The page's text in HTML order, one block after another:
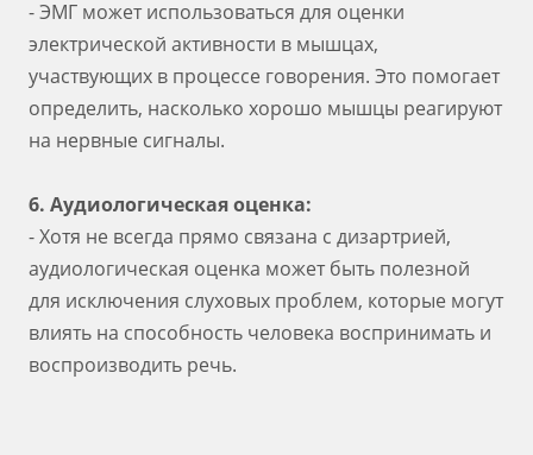
- ЭМГ может использоваться для оценки
электрической активности в мышцах,
участвующих в процессе говорения. Это помогает
определить, насколько хорошо мышцы реагируют
на нервные сигналы.
6. Аудиологическая оценка:
- Хотя не всегда прямо связана с дизартрией,
аудиологическая оценка может быть полезной
для исключения слуховых проблем, которые могут
влиять на способность человека воспринимать и
воспроизводить речь.